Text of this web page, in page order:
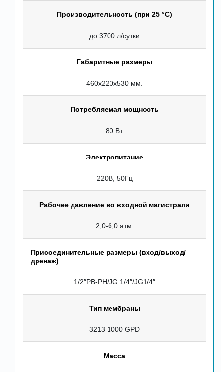
Производительность (при 25 °С)
до 3700 л/сутки
Габаритные размеры
460х220х530 мм.
Потребляемая мощность
80 Вт.
Электропитание
220В, 50Гц
Рабочее давление во входной магистрали
2,0-6,0 атм.
Присоединительные размеры (вход/выход/
дренаж)
1/2″РВ-РН/JG 1/4″/JG1/4″
Тип мембраны
3213 1000 GPD
Масса